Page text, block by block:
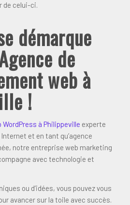
de celui-ci.
démarque
de
web à
!
WordPress à Philippeville experte
et en tant qu’agence
notre entreprise web marketing
avec technologie et
ou d’idées, vous pouvez vous
avancer sur la toile avec succès.